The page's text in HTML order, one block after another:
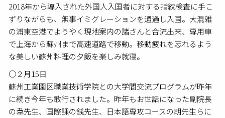
2018年から導入された外国人入国者に対する指紋検査に手こ
ずりながらも、無事イミグレーションを通過し入国。大混雑
の浦東空港でようやく現地案内の諸さんと合流出来、専用車
で上海から蘇州まで高速道路で移動。移動疲れを忘れるよう
な美しい蘇州料理の夕飯を楽しみ就寝。
○２月15日
蘇州工業園区職業技術学院との大学間交流プログラムが昨年
に続き今年も敢行されました。昨年もお世話になった副院長
の韋先生、国際課の銭先生、日本語専攻コースの胡先生らに